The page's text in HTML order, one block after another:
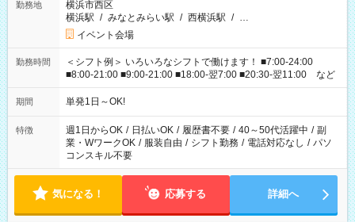
勤務地
横浜市西区
横浜駅 / みなとみらい駅 / 西横浜駅 / …
イベント会場
勤務時間
＜シフト例＞ いろいろなシフトで働けます！ ■7:00-24:00
■8:00-21:00 ■9:00-21:00 ■18:00-翌7:00 ■20:30-翌11:00 など
期間 単発1日～OK!
特徴 週1日からOK / 日払いOK / 履歴書不要 / 40～50代活躍中 / 副
業・WワークOK / 服装自由 / シフト勤務 / 電話対応なし / パソ
コンスキル不要
気になる！ 応募する 詳細へ